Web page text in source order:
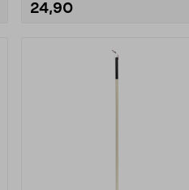
24,90